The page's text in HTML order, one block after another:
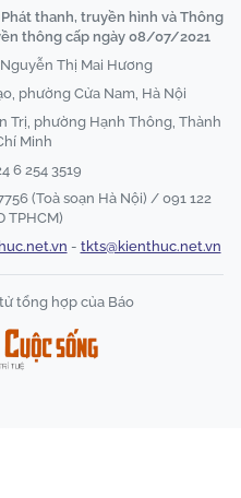
thanh, truyền hình và Thông
thông cấp ngày 08/07/2021
Thị Mai Hương
phường Cửa Nam, Hà Nội
Trị, phường Hạnh Thông, Thành
Minh
6 254 3519
(Toà soạn Hà Nội) / 091 122
TPHCM)
- tkts@kienthuc.net.vn
tổng hợp của Báo